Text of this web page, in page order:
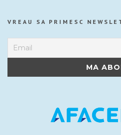
VREAU SA PRIMESC